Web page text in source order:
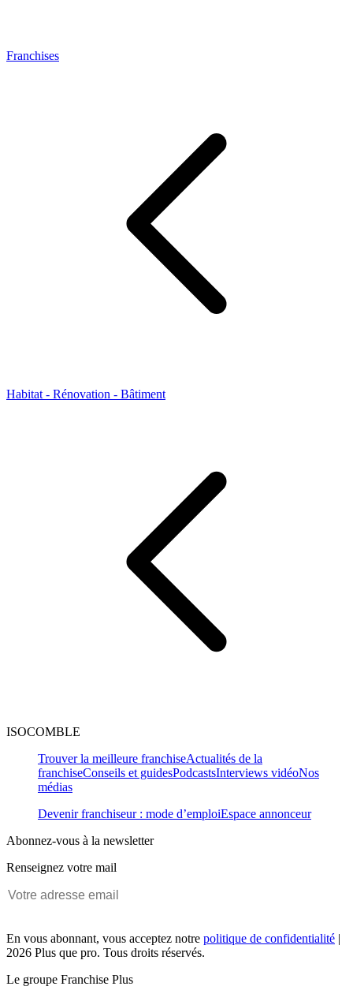
Franchises
Habitat - Rénovation - Bâtiment
ISOCOMBLE
Trouver la meilleure franchiseActualités de la
franchiseConseils et guidesPodcastsInterviews vidéoNos
médias
Devenir franchiseur : mode d’emploiEspace annonceur
Abonnez-vous à la newsletter
Renseignez votre mail
En vous abonnant, vous acceptez notre politique de confidentialité |
2026 Plus que pro. Tous droits réservés.
Le groupe Franchise Plus